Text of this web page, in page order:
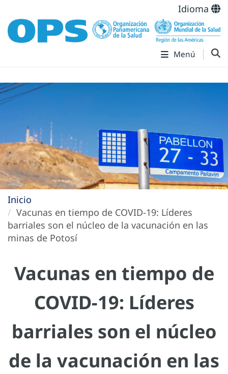
Idioma
Menú
Inicio
Vacunas en tiempo de COVID-19: Líderes
barriales son el núcleo de la vacunación en las
minas de Potosí
Vacunas en tiempo de
COVID-19: Líderes
barriales son el núcleo
de la vacunación en las